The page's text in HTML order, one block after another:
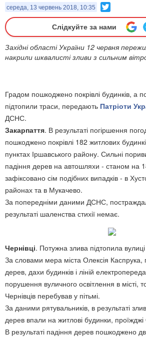
середа, 13 червень 2018, 10:35
Слідкуйте за нами
Західні області України 12 червня
накрили шквалисті зливи з сильним
Градом пошкоджено покрівлі будинків, а
підтопили траси, передають Патріоти
ДСНС.
Закарпаття. В результаті погіршення
пошкоджено покрівлі 182 житлових
пунктах Іршавського району. Сильні
падіння дерев на автошляхи - станом на
зафіксовано сім подібних випадків - в
районах та в Мукачево.
За попередніми даними ДСНС,
результаті шаленства стихії немає.
Чернівці. Потужна злива підтопила вулиці
За словами мера міста Олексія Каспрука,
дерев, дахи будинків і ліній
порушення вуличного освітлення в місті,
Чернівців перебував у пітьмі.
За даними рятувальників, в результаті
дерев впали на житлові будинки, проїжджі
В результаті падіння дерев пошкоджено